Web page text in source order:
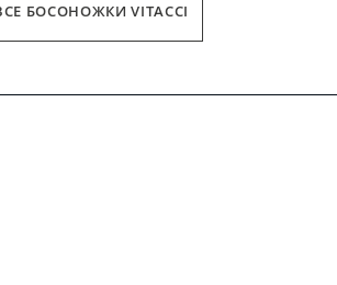
БОСОНОЖКИ VITACCI